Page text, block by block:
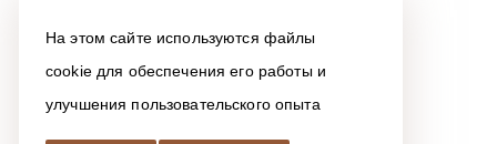
На этом сайте используются файлы
cookie для обеспечения его работы и
улучшения пользовательского опыта